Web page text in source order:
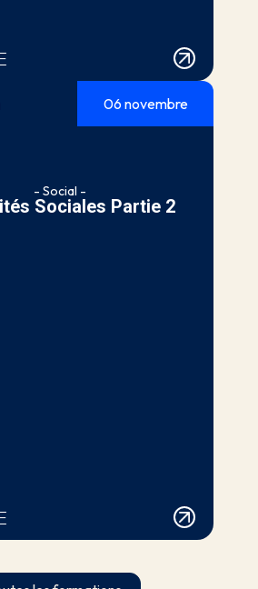
06 novembre
- Social -
Sociales Partie 2